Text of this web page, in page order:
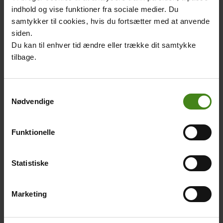
indhold og vise funktioner fra sociale medier. Du
samtykker til cookies, hvis du fortsætter med at anvende
siden.
Du kan til enhver tid ændre eller trække dit samtykke
tilbage.
Nødvendige
Funktionelle
Statistiske
Marketing
Læs legenden om prinsesse
Yannenga
Related
Main
Body
Få overblik over
historie, der går langt
Prinsesse Yennenga blev
stammoder til mossi-folket.
Legenden om hende er
meget kendt i Burkina